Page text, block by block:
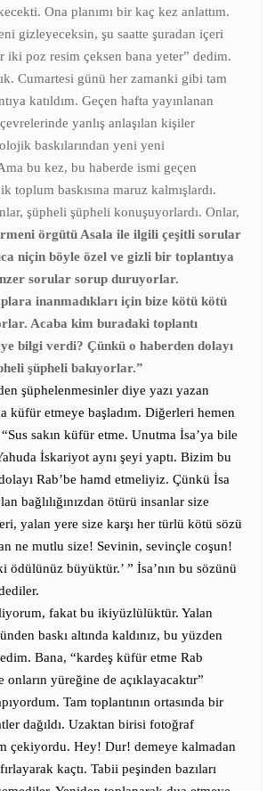
Ona planımı bir kaç kez anlattım.
gizleyeceksin, şu saatte şuradan içeri
iki poz resim çeksen bana yeter” dedim.
Cumartesi günü her zamanki gibi tam
katıldım. Geçen hafta yayınlanan
yanlış anlaşılan kişiler
baskılarından yeni yeni
bu kez, bu haberde ismi geçen
toplum baskısına maruz kalmışlardı.
şüpheli şüpheli konuşuyorlardı. Onlar,
örgütü Asala ile ilgili çeşitli sorular
niçin böyle özel ve gizli bir toplantıya
sorular sorup duruyorlar.
inanmadıkları için bize kötü kötü
Acaba kim buradaki toplantı
bilgi verdi? Çünkü o haberden dolayı
şüpheli bakıyorlar.”
şüphelenmesinler diye yazı yazan
küfür etmeye başladım. Diğerleri hemen
“Sus sakın küfür etme. Unutma İsa’ya bile
İskariyot aynı şeyi yaptı. Bizim bu
Rab’be hamd etmeliyiz. Çünkü İsa
bağlılığınızdan ötürü insanlar size
yalan yere size karşı her türlü kötü sözü
ne mutlu size! Sevinin, sevinçle coşun!
ödülünüz büyüktür.’ ” İsa’nın bu sözünü
fakat bu ikiyüzlülüktür. Yalan
baskı altında kaldınız, bu yüzden
Bana, “kardeş küfür etme Rab
yüreğine de açıklayacaktır”
Tam toplantının ortasında bir
dağıldı. Uzaktan birisi fotoğraf
çekiyordu. Hey! Dur! demeye kalmadan
kaçtı. Tabii peşinden bazıları